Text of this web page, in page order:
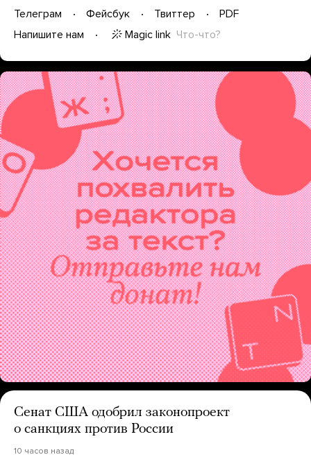
Телеграм Фейсбук Твиттер
PDF
Напишите нам
Magic link Что-что?
Сенат США одобрил законопроект
о санкциях против России
10 часов назад